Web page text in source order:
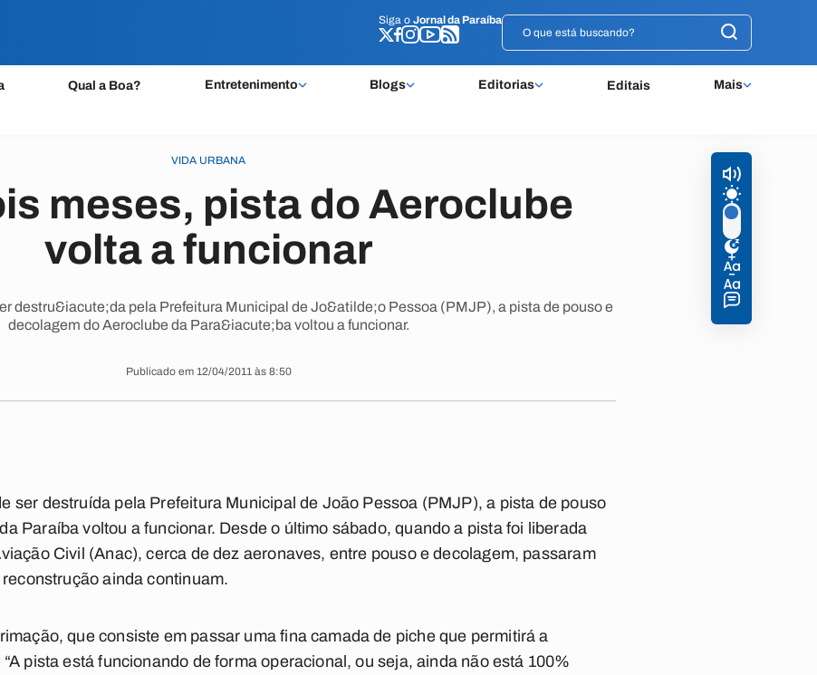
Siga o Jornal da Paraíba
Qual a Boa? Entretenimento Blogs Editorias Editais Mais
Siga o Jornal da Paraíba
VIDA URBANA
meses, pista do Aeroclube
volta a funcionar
destru&iacute;da pela Prefeitura Municipal de Jo&atilde;o Pessoa (PMJP), a pista de pouso e
decolagem do Aeroclube da Para&iacute;ba voltou a funcionar.
Publicado em 12/04/2011 às 8:50
ser destruída pela Prefeitura Municipal de João Pessoa (PMJP), a pista de pouso
Paraíba voltou a funcionar. Desde o último sábado, quando a pista foi liberada
Civil (Anac), cerca de dez aeronaves, entre pouso e decolagem, passaram
ainda continuam.
que consiste em passar uma fina camada de piche que permitirá a
pista está funcionando de forma operacional, ou seja, ainda não está 100%